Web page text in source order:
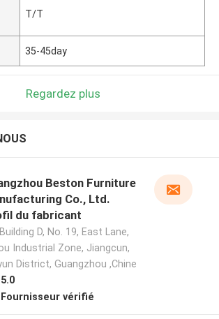
T/T
35-45day
Regardez plus
Beston Furniture
Co., Ltd.
du fabricant
Building D, No. 19, East Lane,
Industrial Zone, Jiangcun,
District, Guangzhou ,Chine
5.0
Fournisseur vérifié